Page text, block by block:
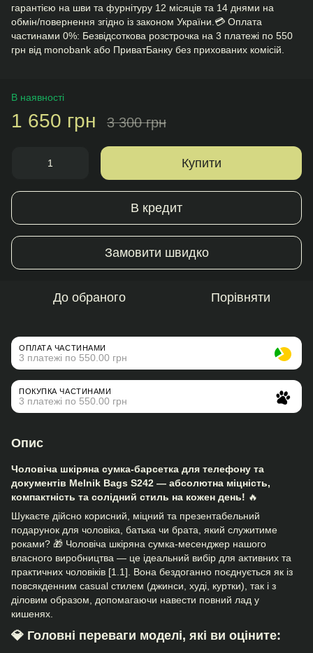
гарантією на шви та фурнітуру 12 місяців та 14 днями на
обмін/повернення згідно із законом України.💳 Оплата
частинами 0%: Безвідсоткова розстрочка на 3 платежі по 550
грн від monobank або ПриватБанку без прихованих комісій.
В наявності
1 650 грн 3 300 грн
Купити
В кредит
Замовити швидко
До обраного Порівняти
ОПЛАТА ЧАСТИНАМИ
3 платежі по 550.00 грн
ПОКУПКА ЧАСТИНАМИ
3 платежі по 550.00 грн
Опис
Чоловіча шкіряна сумка-барсетка для телефону та
документів Melnik Bags S242 — абсолютна міцність,
компактність та солідний стиль на кожен день! 🔥
Шукаєте дійсно корисний, міцний та презентабельний
подарунок для чоловіка, батька чи брата, який служитиме
роками? 🎁 Чоловіча шкіряна сумка-месенджер нашого
власного виробництва — це ідеальний вибір для активних та
практичних чоловіків [1.1]. Вона бездоганно поєднується як із
повсякденним casual стилем (джинси, худі, куртки), так і з
діловим образом, допомагаючи навести повний лад у
кишенях.
💎 Головні переваги моделі, які ви оціните: